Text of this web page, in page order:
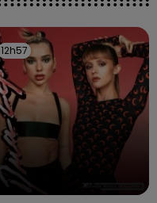
12h57
12h57